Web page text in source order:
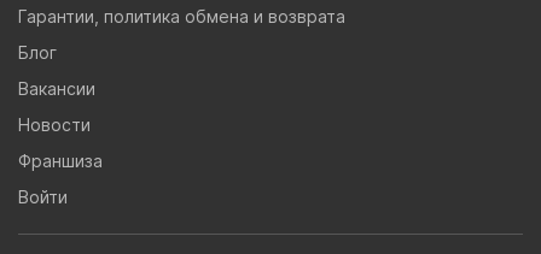
Гарантии, политика обмена и возврата
Блог
Вакансии
Новости
Франшиза
Войти